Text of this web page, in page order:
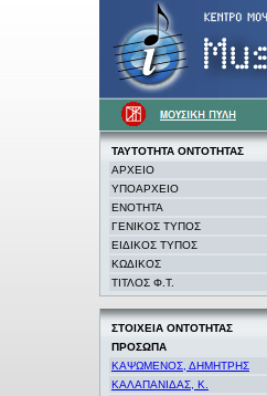
ΤΑΥΤΟΤΗΤΑ ΟΝΤΟΤΗΤΑΣ
ΑΡΧΕΙΟ
ΥΠΟΑΡΧΕΙΟ
ΕΝΟΤΗΤΑ
ΓΕΝΙΚΟΣ ΤΥΠΟΣ
ΕΙΔΙΚΟΣ ΤΥΠΟΣ
ΚΩΔΙΚΟΣ
ΤΙΤΛΟΣ Φ.Τ.
ΣΤΟΙΧΕΙΑ ΟΝΤΟΤΗΤΑΣ
ΠΡΟΣΩΠΑ
ΚΑΨΩΜΕΝΟΣ, ΔΗΜΗΤΡΗΣ
ΚΑΛΑΠΑΝΙΔΑΣ, Κ.